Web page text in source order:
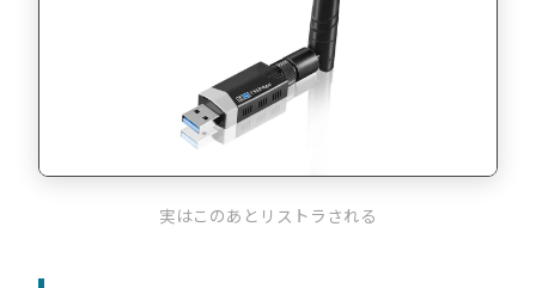
実はこのあとリストラされる